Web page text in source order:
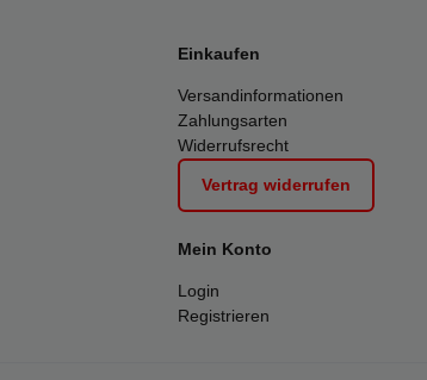
Einkaufen
Versandinformationen
Zahlungsarten
Widerrufsrecht
Vertrag widerrufen
Mein Konto
Login
Registrieren